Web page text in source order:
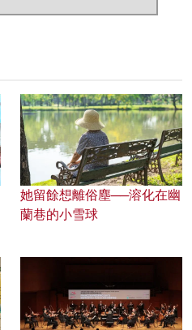
她留餘想離俗塵──溶化在幽
蘭巷的小雪球